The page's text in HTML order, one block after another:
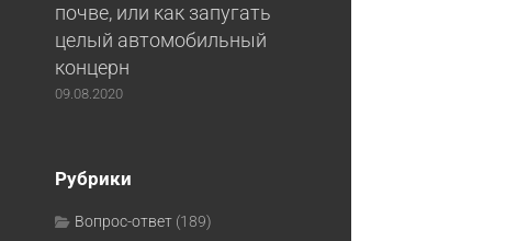
почве, или как запугать
целый автомобильный
концерн
09.08.2020
Рубрики
Вопрос-ответ (189)